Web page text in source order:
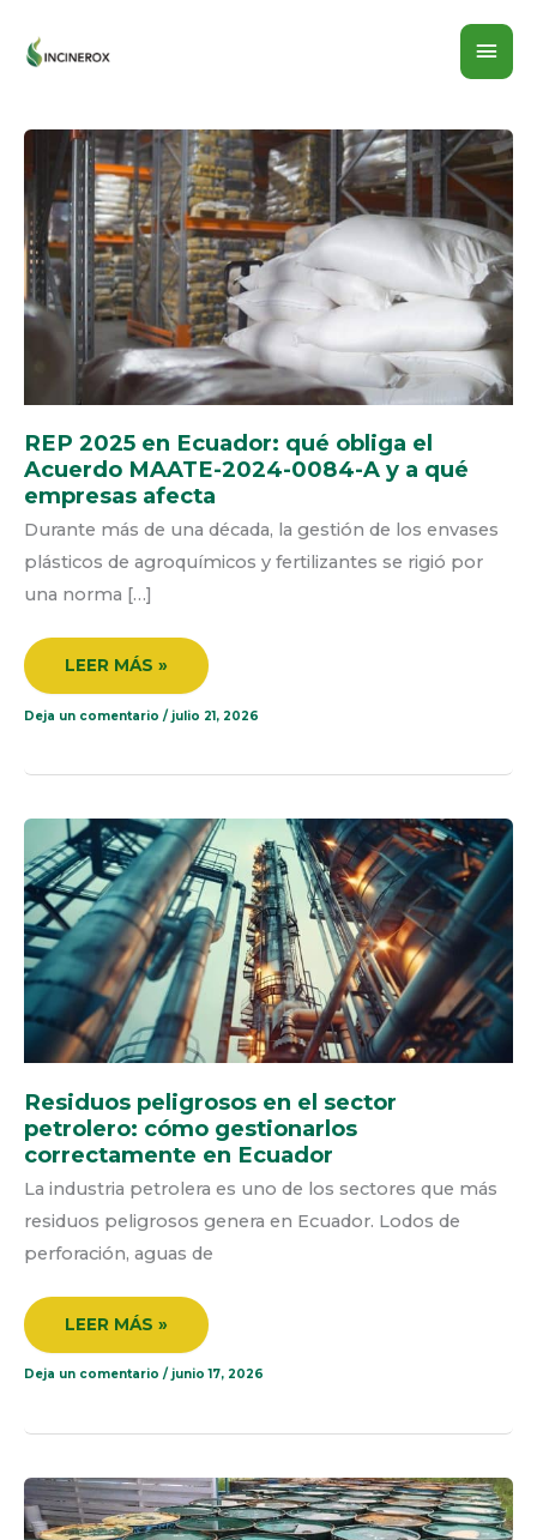
REP 2025 en Ecuador: qué obliga el
Acuerdo MAATE-2024-0084-A y a qué
empresas afecta
Durante más de una década, la gestión de los envases
plásticos de agroquímicos y fertilizantes se rigió por
una norma […]
REP
2025
EN
ECUADOR:
QUÉ
OBLIGA
EL
ACUERDO
MAATE-
2024-
0084-
A
Y
A
QUÉ
EMPRESAS
AFECTA
LEER MÁS »
Deja un comentario / julio 21, 2026
Residuos peligrosos en el sector
petrolero: cómo gestionarlos
correctamente en Ecuador
La industria petrolera es uno de los sectores que más
residuos peligrosos genera en Ecuador. Lodos de
perforación, aguas de
RESIDUOS
PELIGROSOS
EN
EL
SECTOR
PETROLERO:
CÓMO
GESTIONARLOS
CORRECTAMENTE
EN
ECUADOR
LEER MÁS »
Deja un comentario / junio 17, 2026
SANCIONES
POR
MAL
MANEJO